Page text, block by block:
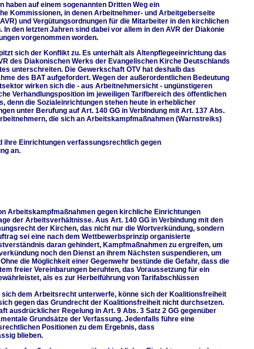
auf einem sogenannten Dritten Weg ein
Kommissionen, in denen Arbeitnehmer- und Arbeitgeberseite
und Vergütungsordnungen für die Mitarbeiter in den kirchlichen
den letzten Jahren sind dabei vor allem in den AVR der Diakonie
vorgenommen worden.
sich der Konflikt zu. Es unterhält als Altenpflegeeinrichtung das
des Diakonischen Werks der Evangelischen Kirche Deutschlands
unterschreiten. Die Gewerkschaft ÖTV hat deshalb das
des BAT aufgefordert. Wegen der außerordentlichen Bedeutung
wirken sich die - aus Arbeitnehmersicht - ungünstigeren
Verhandlungsposition im jeweiligen Tarifbereich des öffentlichen
denn die Sozialeinrichtungen stehen heute in erheblicher
unter Berufung auf Art. 140 GG in Verbindung mit Art. 137 Abs.
die sich an Arbeitskampfmaßnahmen (Warnstreiks)
ihre Einrichtungen verfassungsrechtlich gegen
an.
Arbeitskampfmaßnahmen gegen kirchliche Einrichtungen
der Arbeitsverhältnisse. Aus Art. 140 GG in Verbindung mit den
der Kirchen, das nicht nur die Wortverkündung, sondern
sei eine nach dem Wettbewerbsprinzip organisierte
daran gehindert, Kampfmaßnahmen zu ergreifen, um
noch den Dienst an ihrem Nächsten suspendieren, um
die Möglichkeit einer Gegenwehr bestünde die Gefahr, dass die
freier Vereinbarungen beruhten, das Voraussetzung für ein
als es zur Herbeiführung von Tarifabschlüssen
sich dem Arbeitsrecht unterwerfe, könne sich der Koalitionsfreiheit
gegen das Grundrecht der Koalitionsfreiheit nicht durchsetzen.
ausdrücklicher Regelung in Art. 9 Abs. 3 Satz 2 GG gegenüber
Grundsätze der Verfassung. Jedenfalls führe eine
Positionen zu dem Ergebnis, dass
blieben.